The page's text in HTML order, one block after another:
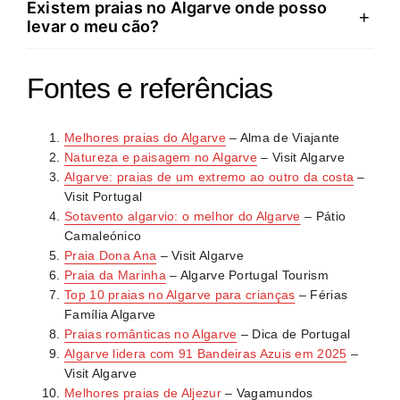
água, protetor solar e snacks quando visitares praias
Barlavento e Costa Vicentina, a ondulação e correntes
praias desertas ou com mar agitado.
O Sotavento tem praias extensas, mar calmo, águas
mais quentes e paisagem plana dominada por dunas
falésias alaranjadas, enseadas protegidas, águas
mais frescas e cenários rochosos dramáticos. A
familiar versus beleza cénica.
Existem praias no Algarve onde posso
levar o meu cão?
+
Cães de Quarteira e algumas zonas específicas em
animais. Fora da época balnear (outubro a maio),
muitas praias toleram cães, mas confirma sempre a
regulamentação local. Praias isoladas na Costa
Vicentina oferecem maior liberdade, embora sem
garantia oficial.
Fontes e referências
Melhores praias do Algarve– Alma de Viajante
Natureza e paisagem no Algarve – Visit Algarve
Algarve: praias de um extremo ao outro da costa –
Visit Portugal
Sotavento algarvio: o melhor do Algarve – Pátio
Camaleónico
Praia Dona Ana – Visit Algarve
Praia da Marinha – Algarve Portugal Tourism
Top 10 praias no Algarve para crianças – Férias
Família Algarve
Praias românticas no Algarve – Dica de Portugal
Algarve lidera com 91 Bandeiras Azuis em 2025 –
Visit Algarve
Melhores praias de Aljezur– Vagamundos